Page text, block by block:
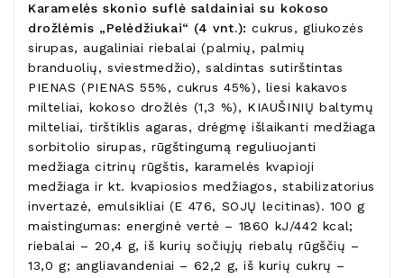
Karamelės skonio suflė saldainiai su kokoso
drožlėmis „Pelėdžiukai“ (4 vnt.):cukrus, gliukozės
sirupas, augaliniai riebalai (palmių, palmių
branduolių, sviestmedžio), saldintas sutirštintas
PIENAS (PIENAS 55%, cukrus 45%), liesi kakavos
milteliai, kokoso drožlės (1,3 %), KIAUŠINIŲ baltymų
milteliai, tirštiklis agaras, drėgmę išlaikanti medžiaga
sorbitolio sirupas, rūgštingumą reguliuojanti
medžiaga citrinų rūgštis, karamelės kvapioji
medžiaga ir kt. kvapiosios medžiagos, stabilizatorius
invertazė, emulsikliai (E 476, SOJŲ lecitinas). 100 g
maistingumas: energinė vertė – 1860 kJ/442 kcal;
riebalai – 20,4 g, iš kurių sočiųjų riebalų rūgščių –
13,0 g; angliavandeniai – 62,2 g, iš kurių cukrų –